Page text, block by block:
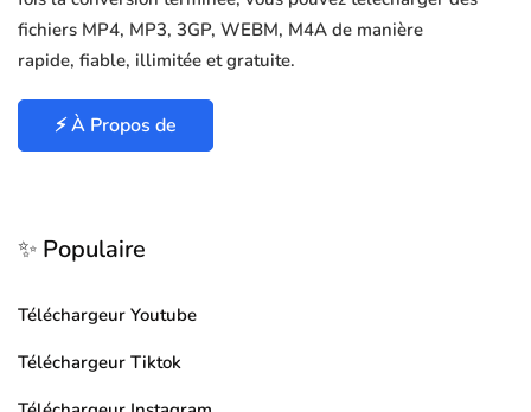
fichiers MP4, MP3, 3GP, WEBM, M4A de manière
rapide, fiable, illimitée et gratuite.
⚡ À Propos de
✨ Populaire
Téléchargeur Youtube
Téléchargeur Tiktok